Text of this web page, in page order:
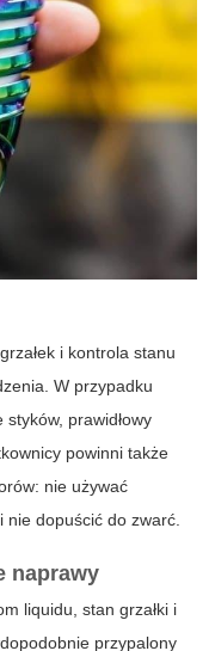
i kontrola stanu
W przypadku
prawidłowy
powinni także
nie używać
dopuścić do zwarć.
naprawy
liquidu, stan grzałki i
przypalony